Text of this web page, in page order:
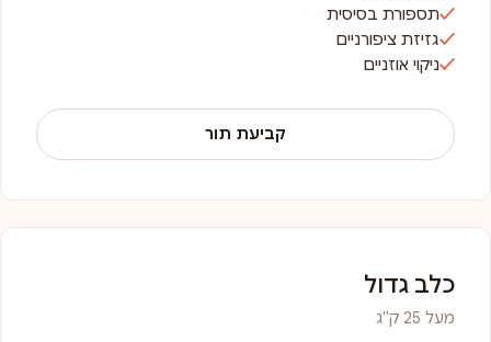
תספורת בסיסית
גזיזת ציפורניים
ניקוי אוזניים
קביעת תור
כלב גדול
מעל 25 ק"ג